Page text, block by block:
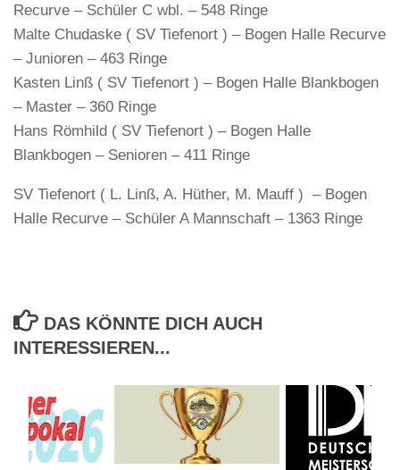
Recurve – Schüler C wbl. – 548 Ringe
Malte Chudaske ( SV Tiefenort ) – Bogen Halle Recurve
– Junioren – 463 Ringe
Kasten Linß ( SV Tiefenort ) – Bogen Halle Blankbogen
– Master – 360 Ringe
Hans Römhild ( SV Tiefenort ) – Bogen Halle
Blankbogen – Senioren – 411 Ringe
SV Tiefenort ( L. Linß, A. Hüther, M. Mauff ) – Bogen
Halle Recurve – Schüler A Mannschaft – 1363 Ringe
DAS KÖNNTE DICH AUCH
INTERESSIEREN...